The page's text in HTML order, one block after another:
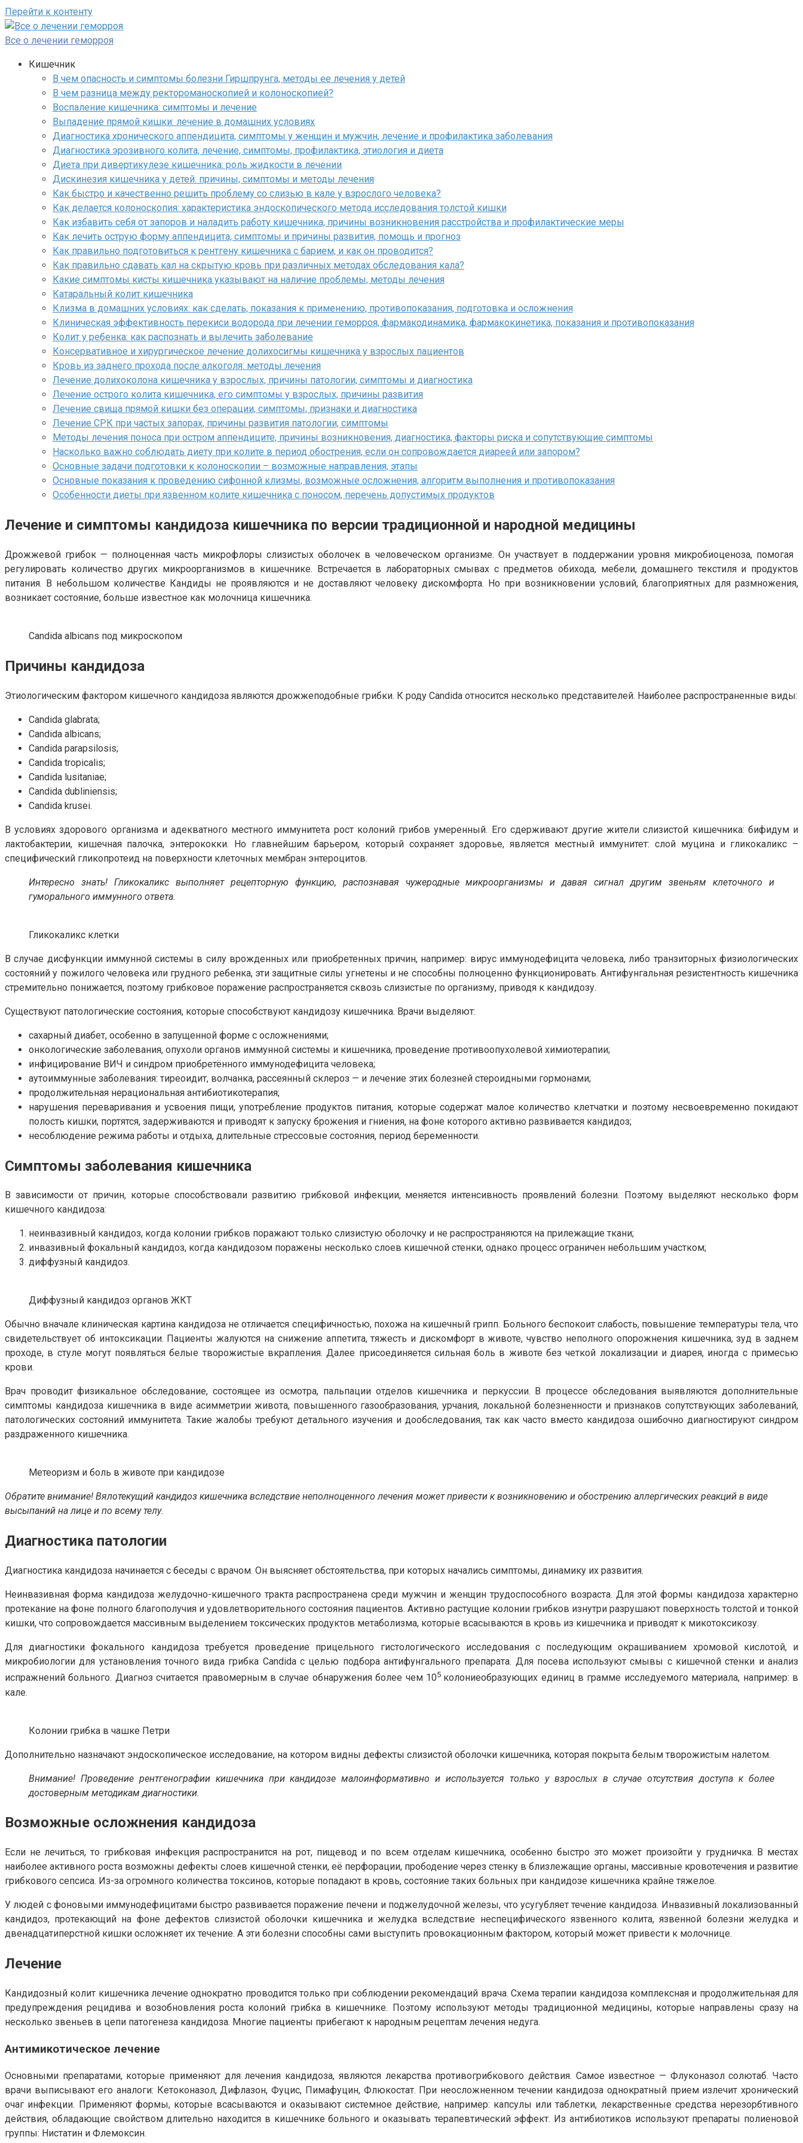
Перейти к контенту
Все о лечении геморроя
Кишечник
В чем опасность и симптомы болезни Гиршпрунга, методы ее лечения у детей
В чем разница между ректороманоскопией и колоноскопией?
Воспаление кишечника: симптомы и лечение
Выпадение прямой кишки: лечение в домашних условиях
Диагностика хронического аппендицита, симптомы у женщин и мужчин, лечение и профилактика заболевания
Диагностика эрозивного колита, лечение, симптомы, профилактика, этиология и диета
Диета при дивертикулезе кишечника: роль жидкости в лечении
Дискинезия кишечника у детей: причины, симптомы и методы лечения
Как быстро и качественно решить проблему со слизью в кале у взрослого человека?
Как делается колоноскопия: характеристика эндоскопического метода исследования толстой кишки
Как избавить себя от запоров и наладить работу кишечника, причины возникновения расстройства и профилактические меры
Как лечить острую форму аппендицита, симптомы и причины развития, помощь и прогноз
Как правильно подготовиться к рентгену кишечника с барием, и как он проводится?
Как правильно сдавать кал на скрытую кровь при различных методах обследования кала?
Какие симптомы кисты кишечника указывают на наличие проблемы, методы лечения
Катаральный колит кишечника
Клизма в домашних условиях: как сделать, показания к применению, противопоказания, подготовка и осложнения
Клиническая эффективность перекиси водорода при лечении геморроя, фармакодинамика, фармакокинетика, показания и противопоказания
Колит у ребенка: как распознать и вылечить заболевание
Консервативное и хирургическое лечение долихосигмы кишечника у взрослых пациентов
Кровь из заднего прохода после алкоголя: методы лечения
Лечение долихоколона кишечника у взрослых, причины патологии, симптомы и диагностика
Лечение острого колита кишечника, его симптомы у взрослых, причины развития
Лечение свища прямой кишки без операции, симптомы, признаки и диагностика
Лечение СРК при частых запорах, причины развития патологии, симптомы
Методы лечения поноса при остром аппендиците, причины возникновения, диагностика, факторы риска и сопутствующие симптомы
Насколько важно соблюдать диету при колите в период обострения, если он сопровождается диареей или запором?
Основные задачи подготовки к колоноскопии – возможные направления, этапы
Основные показания к проведению сифонной клизмы, возможные осложнения, алгоритм выполнения и противопоказания
Особенности диеты при язвенном колите кишечника с поносом, перечень допустимых продуктов
Лечение и симптомы кандидоза кишечника по версии традиционной и народной медицины
Дрожжевой грибок — полноценная часть микрофлоры слизистых оболочек в человеческом организме. Он участвует в поддержании уровня микробиоценоза, помогая
регулировать количество других микроорганизмов в кишечнике. Встречается в лабораторных смывах с предметов обихода, мебели, домашнего текстиля и продуктов
питания. В небольшом количестве Кандиды не проявляются и не доставляют человеку дискомфорта. Но при возникновении условий, благоприятных для размножения,
возникает состояние, больше известное как молочница кишечника.
Candida albicans под микроскопом
Причины кандидоза
Этиологическим фактором кишечного кандидоза являются дрожжеподобные грибки. К роду Candida относится несколько представителей. Наиболее распространенные виды:
Candida glabrata;
Candida albicans;
Candida parapsilosis;
Candida tropicalis;
Candida lusitaniae;
Candida dubliniensis;
Candida krusei.
В условиях здорового организма и адекватного местного иммунитета рост колоний грибов умеренный. Его сдерживают другие жители слизистой кишечника: бифидум и
лактобактерии, кишечная палочка, энтерококки. Но главнейшим барьером, который сохраняет здоровье, является местный иммунитет: слой муцина и гликокаликс –
специфический гликопротеид на поверхности клеточных мембран энтероцитов.
Интересно знать! Гликокаликс выполняет рецепторную функцию, распознавая чужеродные микроорганизмы и давая сигнал другим звеньям клеточного и
гуморального иммунного ответа.
Гликокаликс клетки
В случае дисфункции иммунной системы в силу врожденных или приобретенных причин, например: вирус иммунодефицита человека, либо транзиторных физиологических
состояний у пожилого человека или грудного ребенка, эти защитные силы угнетены и не способны полноценно функционировать. Антифунгальная резистентность кишечника
стремительно понижается, поэтому грибковое поражение распространяется сквозь слизистые по организму, приводя к кандидозу.
Существуют патологические состояния, которые способствуют кандидозу кишечника. Врачи выделяют:
сахарный диабет, особенно в запущенной форме с осложнениями;
онкологические заболевания, опухоли органов иммунной системы и кишечника, проведение противоопухолевой химиотерапии;
инфицирование ВИЧ и синдром приобретённого иммунодефицита человека;
аутоиммунные заболевания: тиреоидит, волчанка, рассеянный склероз — и лечение этих болезней стероидными гормонами;
продолжительная нерациональная антибиотикотерапия;
нарушения переваривания и усвоения пищи, употребление продуктов питания, которые содержат малое количество клетчатки и поэтому несвоевременно покидают
полость кишки, портятся, задерживаются и приводят к запуску брожения и гниения, на фоне которого активно развивается кандидоз;
несоблюдение режима работы и отдыха, длительные стрессовые состояния, период беременности.
Симптомы заболевания кишечника
В зависимости от причин, которые способствовали развитию грибковой инфекции, меняется интенсивность проявлений болезни. Поэтому выделяют несколько форм
кишечного кандидоза:
неинвазивный кандидоз, когда колонии грибков поражают только слизистую оболочку и не распространяются на прилежащие ткани;
инвазивный фокальный кандидоз, когда кандидозом поражены несколько слоев кишечной стенки, однако процесс ограничен небольшим участком;
диффузный кандидоз.
Диффузный кандидоз органов ЖКТ
Обычно вначале клиническая картина кандидоза не отличается специфичностью, похожа на кишечный грипп. Больного беспокоит слабость, повышение температуры тела, что
свидетельствует об интоксикации. Пациенты жалуются на снижение аппетита, тяжесть и дискомфорт в животе, чувство неполного опорожнения кишечника, зуд в заднем
проходе, в стуле могут появляться белые творожистые вкрапления. Далее присоединяется сильная боль в животе без четкой локализации и диарея, иногда с примесью
крови.
Врач проводит физикальное обследование, состоящее из осмотра, пальпации отделов кишечника и перкуссии. В процессе обследования выявляются дополнительные
симптомы кандидоза кишечника в виде асимметрии живота, повышенного газообразования, урчания, локальной болезненности и признаков сопутствующих заболеваний,
патологических состояний иммунитета. Такие жалобы требуют детального изучения и дообследования, так как часто вместо кандидоза ошибочно диагностируют синдром
раздраженного кишечника.
Метеоризм и боль в животе при кандидозе
Обратите внимание! Вялотекущий кандидоз кишечника вследствие неполноценного лечения может привести к возникновению и обострению аллергических реакций в виде
высыпаний на лице и по всему телу.
Диагностика патологии
Диагностика кандидоза начинается с беседы с врачом. Он выясняет обстоятельства, при которых начались симптомы, динамику их развития.
Неинвазивная форма кандидоза желудочно-кишечного тракта распространена среди мужчин и женщин трудоспособного возраста. Для этой формы кандидоза характерно
протекание на фоне полного благополучия и удовлетворительного состояния пациентов. Активно растущие колонии грибков изнутри разрушают поверхность толстой и тонкой
кишки, что сопровождается массивным выделением токсических продуктов метаболизма, которые всасываются в кровь из кишечника и приводят к микотоксикозу.
Для диагностики фокального кандидоза требуется проведение прицельного гистологического исследования с последующим окрашиванием хромовой кислотой, и
микробиологии для установления точного вида грибка Candida с целью подбора антифунгального препарата. Для посева используют смывы с кишечной стенки и анализ
испражнений больного. Диагноз считается правомерным в случае обнаружения более чем 105 колониеобразующих единиц в грамме исследуемого материала, например: в
кале.
Колонии грибка в чашке Петри
Дополнительно назначают эндоскопическое исследование, на котором видны дефекты слизистой оболочки кишечника, которая покрыта белым творожистым налетом.
Внимание! Проведение рентгенографии кишечника при кандидозе малоинформативно и используется только у взрослых в случае отсутствия доступа к более
достоверным методикам диагностики.
Возможные осложнения кандидоза
Если не лечиться, то грибковая инфекция распространится на рот, пищевод и по всем отделам кишечника, особенно быстро это может произойти у грудничка. В местах
наиболее активного роста возможны дефекты слоев кишечной стенки, её перфорации, прободение через стенку в близлежащие органы, массивные кровотечения и развитие
грибкового сепсиса. Из-за огромного количества токсинов, которые попадают в кровь, состояние таких больных при кандидозе кишечника крайне тяжелое.
У людей с фоновыми иммунодефицитами быстро развивается поражение печени и поджелудочной железы, что усугубляет течение кандидоза. Инвазивный локализованный
кандидоз, протекающий на фоне дефектов слизистой оболочки кишечника и желудка вследствие неспецифического язвенного колита, язвенной болезни желудка и
двенадцатиперстной кишки осложняет их течение. А эти болезни способны сами выступить провокационным фактором, который может привести к молочнице.
Лечение
Кандидозный колит кишечника лечение однократно проводится только при соблюдении рекомендаций врача. Схема терапии кандидоза комплексная и продолжительная для
предупреждения рецидива и возобновления роста колоний грибка в кишечнике. Поэтому используют методы традиционной медицины, которые направлены сразу на
несколько звеньев в цепи патогенеза кандидоза. Многие пациенты прибегают к народным рецептам лечения недуга.
Антимикотическое лечение
Основными препаратами, которые применяют для лечения кандидоза, являются лекарства противогрибкового действия. Самое известное — Флуконазол солютаб. Часто
врачи выписывают его аналоги: Кетоконазол, Дифлазон, Фуцис, Пимафуцин, Флюкостат. При неосложненном течении кандидоза однократный прием излечит хронический
очаг инфекции. Применяют формы, которые всасываются и оказывают системное действие, например: капсулы или таблетки, лекарственные средства нерезорбтивного
действия, обладающие свойством длительно находится в кишечнике больного и оказывать терапевтический эффект. Из антибиотиков используют препараты полиеновой
группы: Нистатин и Флемоксин.